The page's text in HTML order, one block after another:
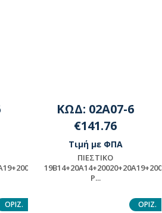
ΚΩΔ: 02A07-6
€141.76
Τιμή με ΦΠΑ
ΠΙΕΣΤΙΚΟ
P...
ΠΑΡΑΚΑΛΟΥΜΕ ΓΙΑ
ΟΡΙΖ.
ΟΡΙΖ.